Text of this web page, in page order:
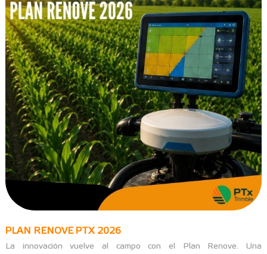
PLAN RENOVE PTX 2026
La innovación vuelve al campo con el Plan Renove. Una